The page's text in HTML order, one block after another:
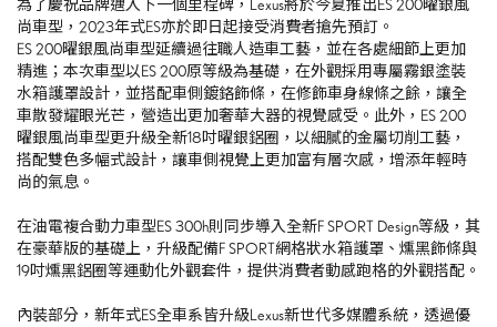
為了慶祝品牌邁入下一個里程碑， Lexus將於今夏推出ES 200曜銀風
尚車型， 2023年式ES亦於即日起接受消費者搶先預訂。
ES 200曜銀風尚車型延續過往職人造車工藝，並在各處細節上更加
精進；本次車型以ES 200原等級為基礎，在外觀採用專屬霧銀塗裝
水箱護罩設計，並搭配車側鍍鉻飾條，在修飾車身線條之餘，讓全
車散發耀眼光芒，營造出更加奢華大器的視覺感受。此外， ES 200
曜銀風尚車型更升級全新18吋曜銀鋁圈，以細膩的金屬切削工藝，
搭配雙色多幅式設計，讓車側視覺上更加富有層次感，增添年輕時
尚的氣息。
在油電複合動力車型ES 300h則同步導入全新F SPORT Design等級，其
在豪華版的基礎上，升級配備F SPORT網格狀水箱護罩、燻黑飾條與
19吋燻黑鋁圈等運動化外觀套件，提供消費者動感跑格的外觀搭配。
內裝部分，新年式ES全車系皆升級Lexus新世代多媒體系統，透過優